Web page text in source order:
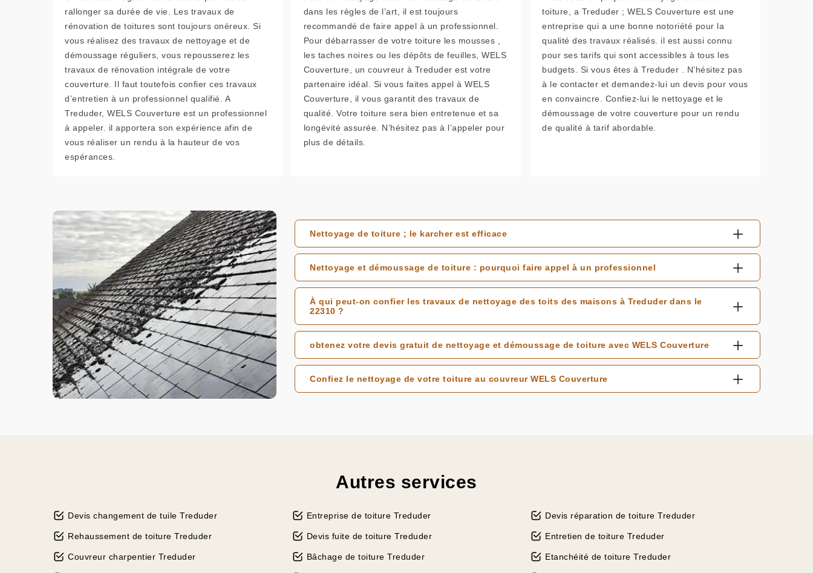
rallonger sa durée de vie. Les travaux de
rénovation de toitures sont toujours onéreux. Si
vous réalisez des travaux de nettoyage et de
démoussage réguliers, vous repousserez les
travaux de rénovation intégrale de votre
couverture. Il faut toutefois confier ces travaux
d’entretien à un professionnel qualifié. A
Treduder, WELS Couverture est un professionnel
à appeler. il apportera son expérience afin de
vous réaliser un rendu à la hauteur de vos
espérances.
dans les règles de l’art, il est toujours
recommandé de faire appel à un professionnel.
Pour débarrasser de votre toiture les mousses ,
les taches noires ou les dépôts de feuilles, WELS
Couverture, un couvreur à Treduder est votre
partenaire idéal. Si vous faites appel à WELS
Couverture, il vous garantit des travaux de
qualité. Votre toiture sera bien entretenue et sa
longévité assurée. N’hésitez pas à l’appeler pour
plus de détails.
toiture, a Treduder ; WELS Couverture est une
entreprise qui a une bonne notoriété pour la
qualité des travaux réalisés. il est aussi connu
pour ses tarifs qui sont accessibles à tous les
budgets. Si vous êtes à Treduder . N’hésitez pas
à le contacter et demandez-lui un devis pour vous
en convaincre. Confiez-lui le nettoyage et le
démoussage de votre couverture pour un rendu
de qualité à tarif abordable.
Nettoyage de toiture ; le karcher est efficace
Nettoyage et démoussage de toiture : pourquoi faire appel à un professionnel
À qui peut-on confier les travaux de nettoyage des toits des maisons à Treduder dans le
22310 ?
obtenez votre devis gratuit de nettoyage et démoussage de toiture avec WELS Couverture
Confiez le nettoyage de votre toiture au couvreur WELS Couverture
Autres services
Devis changement de tuile Treduder
Rehaussement de toiture Treduder
Couvreur charpentier Treduder
Entreprise de toiture Treduder
Devis fuite de toiture Treduder
Bâchage de toiture Treduder
Devis réparation de toiture Treduder
Entretien de toiture Treduder
Etanchéité de toiture Treduder